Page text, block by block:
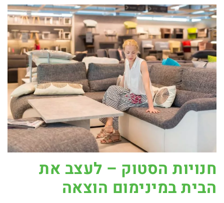
חנויות הסטוק – לעצב את
הבית במינימום הוצאה